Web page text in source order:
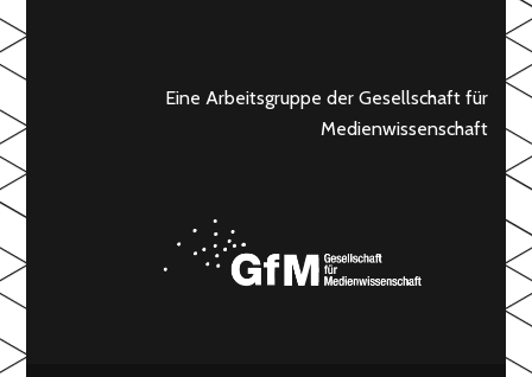
Eine Arbeitsgruppe der Gesellschaft für
Medienwissenschaft